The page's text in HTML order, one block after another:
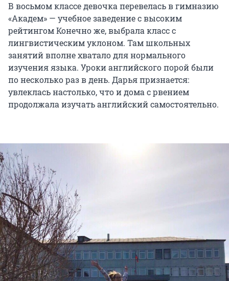
В восьмом классе девочка перевелась в гимназию
«Академ» — учебное заведение с высоким
рейтингом Конечно же, выбрала класс с
лингвистическим уклоном. Там школьных
занятий вполне хватало для нормального
изучения языка. Уроки английского порой были
по несколько раз в день. Дарья признается:
увлеклась настолько, что и дома с рвением
продолжала изучать английский самостоятельно.